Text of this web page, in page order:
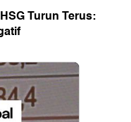
Turun Terus: